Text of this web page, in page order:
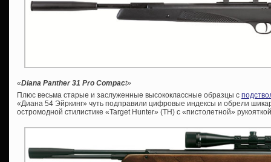
«Diana Panther 31 Pro Compact»
Плюс весьма старые и заслуженные высококлассные образцы с
«Диана 54 Эйркинг» чуть подправили цифровые индексы и обрели
остромодной стилистике «Target Hunter» (ТН) с «пистолетной»